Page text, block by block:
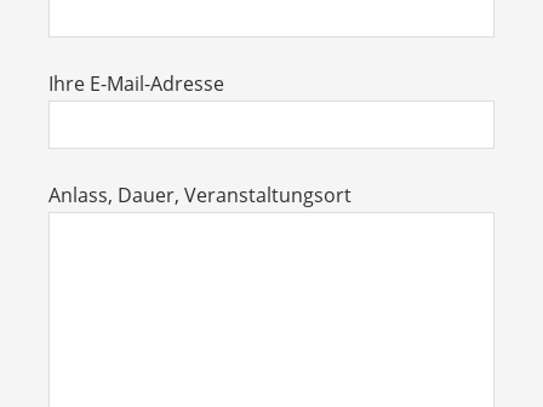
Ihre E-Mail-Adresse
Anlass, Dauer, Veranstaltungsort